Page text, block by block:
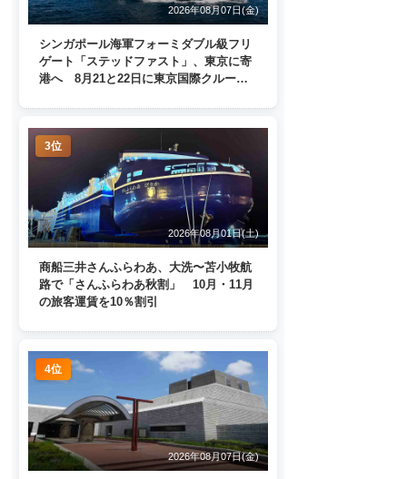
2026年08月07日(金)
シンガポール海軍フォーミダブル級フリ
ゲート「ステッドファスト」、東京に寄
港へ 8月21と22日に東京国際クルーズ
3位
2026年08月01日(土)
商船三井さんふらわあ、大洗〜苫小牧航
路で「さんふらわあ秋割」 10月・11月
の旅客運賃を10％割引
4位
2026年08月07日(金)